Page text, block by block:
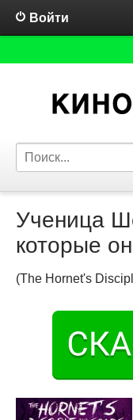
Войти
Ученица
которые
(The Hornet's